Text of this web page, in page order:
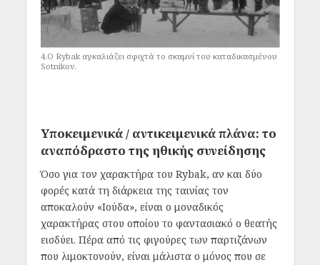
4.Ο Rybak αγκαλιάζει σφιχτά το σκαμνί του καταδικασμένου
Sotnikov.
Υποκειμενικά / αντικειμενικά πλάνα: το
αναπόδραστο της ηθικής συνείδησης
Όσο για τον χαρακτήρα του Rybak, αν και δύο
φορές κατά τη διάρκεια της ταινίας τον
αποκαλούν «Ιούδα», είναι ο μοναδικός
χαρακτήρας στου οποίου το φαντασιακό ο θεατής
εισδύει. Πέρα από τις φιγούρες των παρτιζάνων
που λιμοκτονούν, είναι μάλιστα ο μόνος που σε